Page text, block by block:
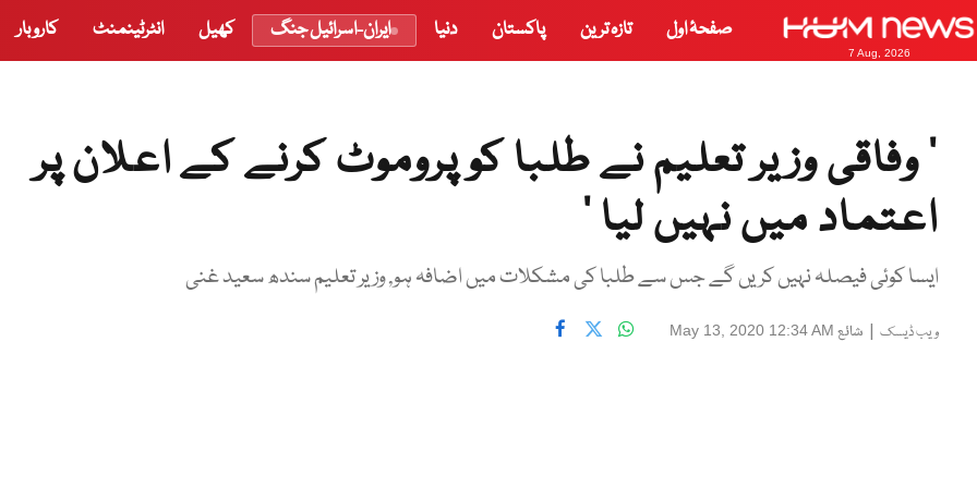
7 Aug, 2026
صفحۂ اول تازہ ترین پاکستان دنیا ایران-اسرائیل جنگ کھیل انٹرٹینمنٹ کاروبار
’ وفاقی وزیر تعلیم نے طلبا کو پروموٹ کرنے کے اعلان پر
اعتماد میں نہیں لیا ‘
ایسا کوئی فیصلہ نہیں کریں گے جس سے طلبا کی مشکلات میں اضافہ ہو, وزیر تعلیم سندھ سعید غنی
ویب ڈیسک | شائع May 13, 2020 12:34 AM